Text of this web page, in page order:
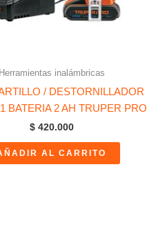
Herramientas inalámbricas
/ DESTORNILLADOR
BATERIA 2 AH TRUPER PRO
$420.000
AL CARRITO